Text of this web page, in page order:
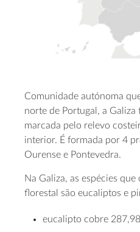
Comunidade autónoma
norte de Portugal, a
marcada pelo relevo
interior. É formada por 4
Ourense e Pontevedra.
Na Galiza, as espécies
florestal são eucaliptos e
eucalipto cobre